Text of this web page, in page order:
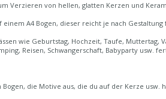
Verzieren von hellen, glatten Kerzen und
A4 Bogen, dieser reicht je nach Gestaltung
wie Geburtstag, Hochzeit, Taufe, Muttertag,
Reisen, Schwangerschaft, Babyparty usw.
die Motive aus, die du auf der Kerze usw.